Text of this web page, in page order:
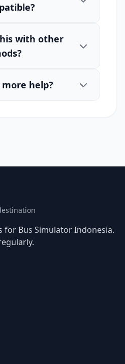
with other
help?
for Bus Simulator Indonesia.